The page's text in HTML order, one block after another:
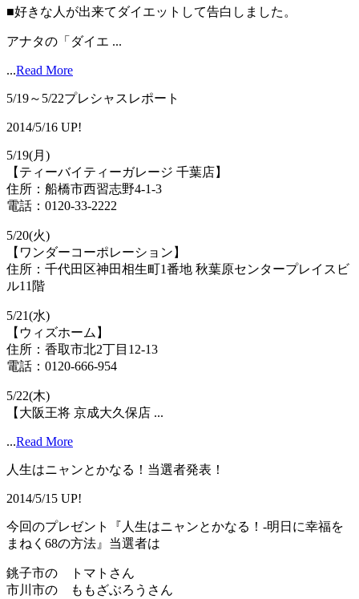
■好きな人が出来てダイエットして告白しました。
アナタの「ダイエ ...
...Read More
5/19～5/22プレシャスレポート
2014/5/16 UP!
5/19(月)
【ティーバイティーガレージ 千葉店】
住所：船橋市西習志野4-1-3
電話：0120-33-2222
5/20(火)
【ワンダーコーポレーション】
住所：千代田区神田相生町1番地 秋葉原センタープレイスビ
ル11階
5/21(水)
【ウィズホーム】
住所：香取市北2丁目12-13
電話：0120-666-954
5/22(木)
【大阪王将 京成大久保店 ...
...Read More
人生はニャンとかなる！当選者発表！
2014/5/15 UP!
今回のプレゼント『人生はニャンとかなる！-明日に幸福を
まねく68の方法』当選者は
銚子市の トマトさん
市川市の ももざぶろうさん